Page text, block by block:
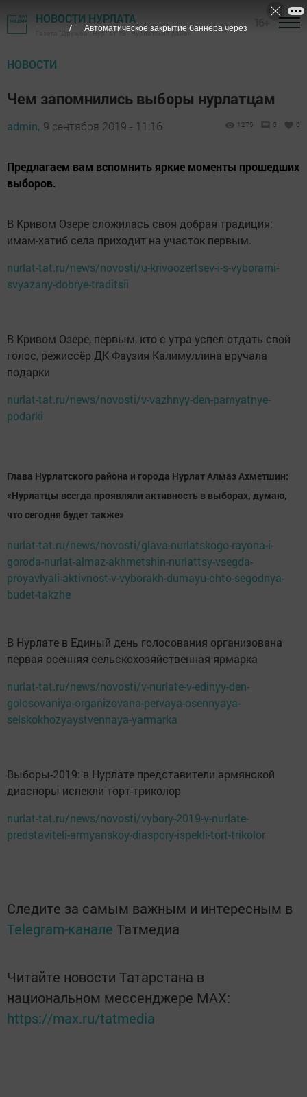
НОВОСТИ НУРЛАТА
Газета "Дружба", Нурлат ТВ - Нурлатский район
НОВОСТИ
Чем запомнились выборы нурлатцам
admin, 9 сентября 2019 - 11:16 1275 0 0
Предлагаем вам вспомнить яркие моменты прошедших
выборов.
В Кривом Озере сложилась своя добрая традиция:
имам-хатиб села приходит на участок первым.
nurlat-tat.ru/news/novosti/u-krivoozertsev-i-s-vyborami-
svyazany-dobrye-traditsii
В Кривом Озере, первым, кто с утра успел отдать свой
голос, режиссёр ДК Фаузия Калимуллина вручала
подарки
nurlat-tat.ru/news/novosti/v-vazhnyy-den-pamyatnye-
podarki
Глава Нурлатского района и города Нурлат Алмаз Ахметшин:
«Нурлатцы всегда проявляли активность в выборах, думаю,
что сегодня будет также»
nurlat-tat.ru/news/novosti/glava-nurlatskogo-rayona-i-
goroda-nurlat-almaz-akhmetshin-nurlattsy-vsegda-
proyavlyali-aktivnost-v-vyborakh-dumayu-chto-segodnya-
budet-takzhe
В Нурлате в Единый день голосования организована
первая осенняя сельскохозяйственная ярмарка
nurlat-tat.ru/news/novosti/v-nurlate-v-edinyy-den-
golosovaniya-organizovana-pervaya-osennyaya-
selskokhozyaystvennaya-yarmarka
Выборы-2019: в Нурлате представители армянской
диаспоры испекли торт-триколор
nurlat-tat.ru/news/novosti/vybory-2019-v-nurlate-
predstaviteli-armyanskoy-diaspory-ispekli-tort-trikolor
Следите за самым важным и интересным в
Telegram-канале Татмедиа
Читайте новости Татарстана в
национальном мессенджере MАХ:
https://max.ru/tatmedia
6 Автоматическое закрытие баннера через